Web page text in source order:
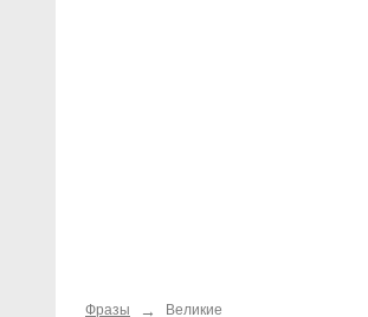
Фразы → Великие